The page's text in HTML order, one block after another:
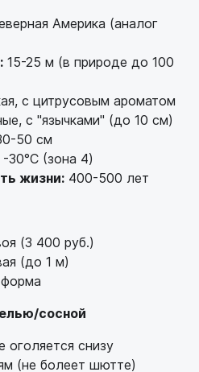
Америка (аналог
15-25 м (в природе до 100
с цитрусовым ароматом
с "язычками" (до 10 см)
50 см
-30°C (зона 4)
жизни: 400-500 лет
(3 400 руб.)
(до 1 м)
форма
сосной
оголяется снизу
(не болеет шютте)